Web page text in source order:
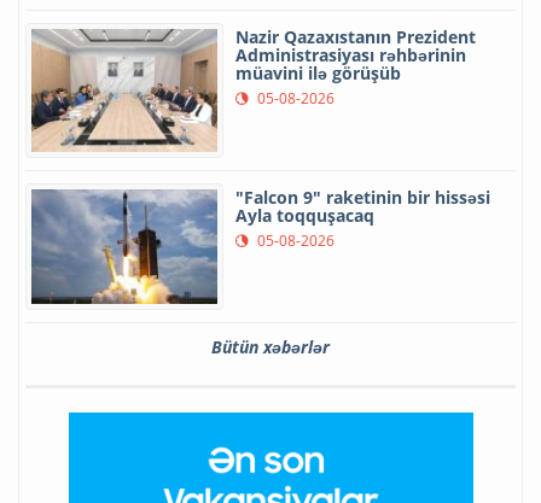
Nazir Qazaxıstanın Prezident
Administrasiyası rəhbərinin
müavini ilə görüşüb
05-08-2026
"Falcon 9" raketinin bir hissəsi
Ayla toqquşacaq
05-08-2026
Bütün xəbərlər